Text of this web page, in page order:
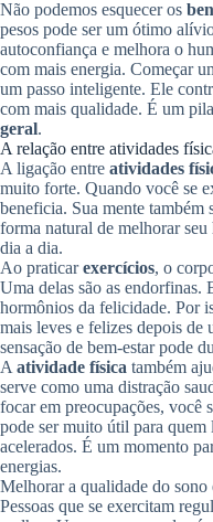
Não podemos esquecer os
pesos pode ser um ótimo
autoconfiança e melhora o
com mais energia. Começar
um passo inteligente. Ele
com mais qualidade. É um
geral.
A relação entre atividades
A ligação entre atividades
muito forte. Quando você se
beneficia. Sua mente também
forma natural de melhorar
dia a dia.
Ao praticarexercícios, o
Uma delas são as endorfinas.
hormônios da felicidade. Por
mais leves e felizes depois de
sensação de bem-estar pode
A atividade física também
serve como uma distração
focar em preocupações, você
pode ser muito útil para quem
acelerados. É um momento
energias.
Melhorar a qualidade do sono
Pessoas que se exercitam